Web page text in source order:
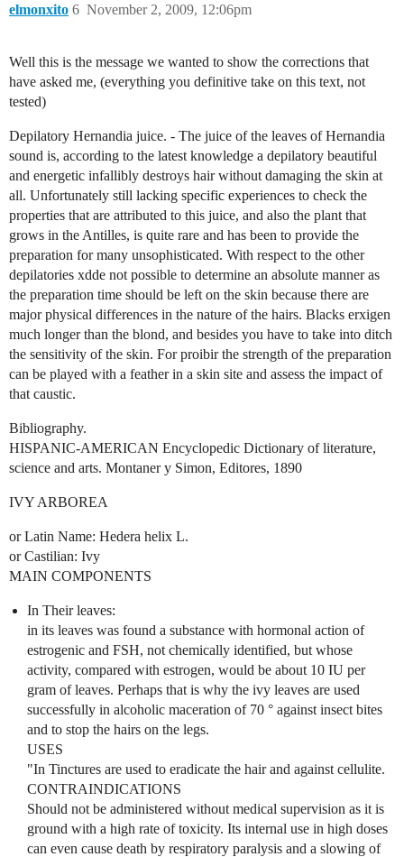
elmonxito November 2, 2009, 12:06pm
6
Well this is the message we wanted to show the corrections that
have asked me, (everything you definitive take on this text, not
tested)
Depilatory Hernandia juice. - The juice of the leaves of Hernandia
sound is, according to the latest knowledge a depilatory beautiful
and energetic infallibly destroys hair without damaging the skin at
all. Unfortunately still lacking specific experiences to check the
properties that are attributed to this juice, and also the plant that
grows in the Antilles, is quite rare and has been to provide the
preparation for many unsophisticated. With respect to the other
depilatories xdde not possible to determine an absolute manner as
the preparation time should be left on the skin because there are
major physical differences in the nature of the hairs. Blacks erxigen
much longer than the blond, and besides you have to take into ditch
the sensitivity of the skin. For proibir the strength of the preparation
can be played with a feather in a skin site and assess the impact of
that caustic.
Bibliography.
HISPANIC-AMERICAN Encyclopedic Dictionary of literature,
science and arts. Montaner y Simon, Editores, 1890
IVY ARBOREA
or Latin Name: Hedera helix L.
or Castilian: Ivy
MAIN COMPONENTS
In Their leaves:
in its leaves was found a substance with hormonal action of
estrogenic and FSH, not chemically identified, but whose
activity, compared with estrogen, would be about 10 IU per
gram of leaves. Perhaps that is why the ivy leaves are used
successfully in alcoholic maceration of 70 ° against insect bites
and to stop the hairs on the legs.
USES
"In Tinctures are used to eradicate the hair and against cellulite.
CONTRAINDICATIONS
Should not be administered without medical supervision as it is
ground with a high rate of toxicity. Its internal use in high doses
can even cause death by respiratory paralysis and a slowing of